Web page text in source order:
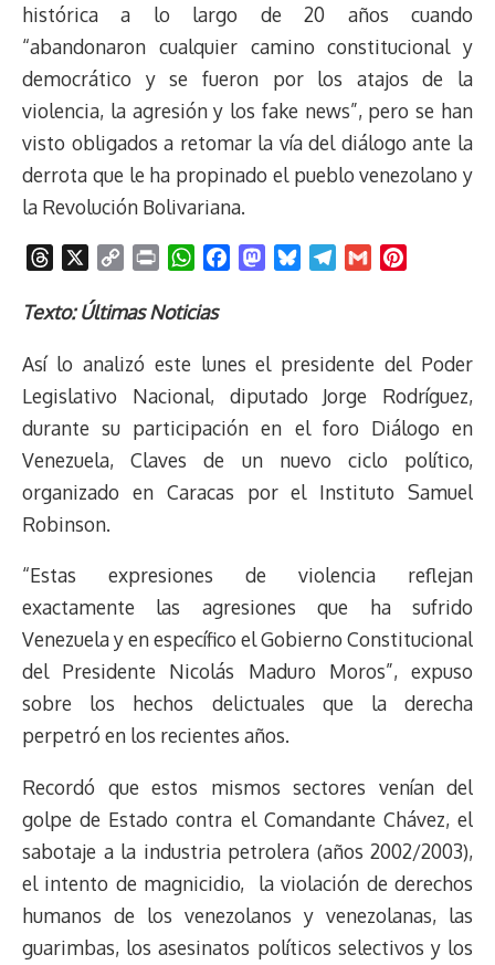
histórica a lo largo de 20 años cuando
“abandonaron cualquier camino constitucional y
democrático y se fueron por los atajos de la
violencia, la agresión y los fake news”, pero se han
visto obligados a retomar la vía del diálogo ante la
derrota que le ha propinado el pueblo venezolano y
la Revolución Bolivariana.
r
a
d
p
L
i
t
W
a
s
A
p
b
o
o
k
M
o
d
n
s
k
y
g
r
m
l
e
r
s
t
Texto: Últimas Noticias
Así lo analizó este lunes el presidente del Poder
Legislativo Nacional, diputado Jorge Rodríguez,
durante su participación en el foro Diálogo en
Venezuela, Claves de un nuevo ciclo político,
organizado en Caracas por el Instituto Samuel
Robinson.
“Estas expresiones de violencia reflejan
exactamente las agresiones que ha sufrido
Venezuela y en específico el Gobierno Constitucional
del Presidente Nicolás Maduro Moros”, expuso
sobre los hechos delictuales que la derecha
perpetró en los recientes años.
Recordó que estos mismos sectores venían del
golpe de Estado contra el Comandante Chávez, el
sabotaje a la industria petrolera (años 2002/2003),
el intento de magnicidio, la violación de derechos
humanos de los venezolanos y venezolanas, las
guarimbas, los asesinatos políticos selectivos y los